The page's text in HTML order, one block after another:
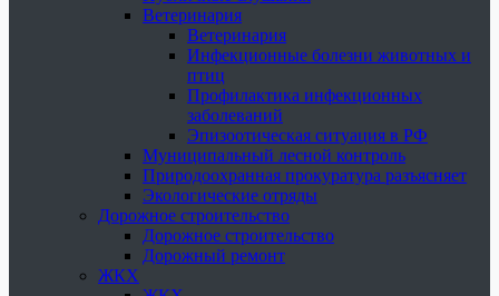
Ветеринария
Ветеринария
Инфекционные болезни животных и
птиц
Профилактика инфекционных
заболеваний
Эпизоотическая ситуация в РФ
Муниципальный лесной контроль
Природоохранная прокуратура разъясняет
Экологические отряды
Дорожное строительство
Дорожное строительство
Дорожный ремонт
ЖКХ